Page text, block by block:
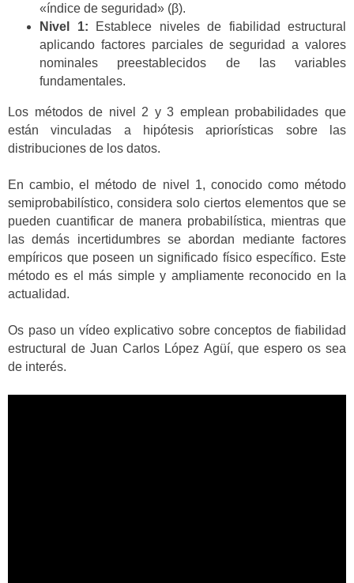
«índice de seguridad» (β).
Nivel 1: Establece niveles de fiabilidad estructural
aplicando factores parciales de seguridad a valores
nominales preestablecidos de las variables
fundamentales.
Los métodos de nivel 2 y 3 emplean probabilidades que
están vinculadas a hipótesis apriorísticas sobre las
distribuciones de los datos.
En cambio, el método de nivel 1, conocido como método
semiprobabilístico, considera solo ciertos elementos que se
pueden cuantificar de manera probabilística, mientras que
las demás incertidumbres se abordan mediante factores
empíricos que poseen un significado físico específico. Este
método es el más simple y ampliamente reconocido en la
actualidad.
Os paso un vídeo explicativo sobre conceptos de fiabilidad
estructural de Juan Carlos López Agüí, que espero os sea
de interés.